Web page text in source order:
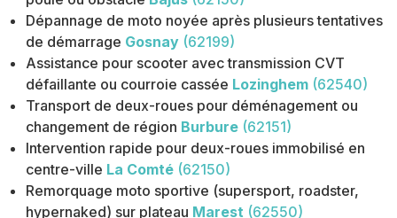
Dépannage de moto noyée après plusieurs tentatives
de démarrage Gosnay (62199)
Assistance pour scooter avec transmission CVT
défaillante ou courroie cassée Lozinghem (62540)
Transport de deux-roues pour déménagement ou
changement de région Burbure (62151)
Intervention rapide pour deux-roues immobilisé en
centre-ville La Comté (62150)
Remorquage moto sportive (supersport, roadster,
hypernaked) sur plateau Marest (62550)